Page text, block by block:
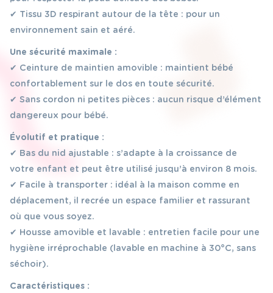
✔ Tissu 3D respirant autour de la tête : pour un
environnement sain et aéré.
Une sécurité maximale :
✔ Ceinture de maintien amovible : maintient bébé
confortablement sur le dos en toute sécurité.
✔ Sans cordon ni petites pièces : aucun risque d’élément
dangereux pour bébé.
Évolutif et pratique :
✔ Bas du nid ajustable : s’adapte à la croissance de
votre enfant et peut être utilisé jusqu’à environ 8 mois.
✔ Facile à transporter : idéal à la maison comme en
déplacement, il recrée un espace familier et rassurant
où que vous soyez.
✔ Housse amovible et lavable : entretien facile pour une
hygiène irréprochable (lavable en machine à 30°C, sans
séchoir).
Caractéristiques :